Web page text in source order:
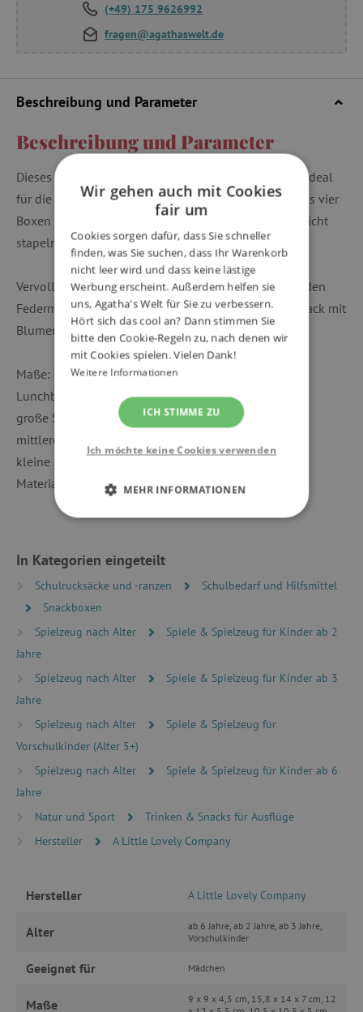
(+49) 175 9626992
fragen@agathaswelt.de
Beschreibung und Parameter
Beschreibung und Parameter
Dieses lila Brot- und Snackdosen Set mit Blumen ist ideal
für die Schule oder für unterwegs. Das Set besteht aus vier
Boxen in verschiedenen Größen. So lassen sie sich leicht
stapeln und zusammen aufbewahren.
Vervollständigen Sie das Schulset mit einem passenden
Federmäppchen, einer Trinkflasche und einem Rucksack mit
Blumen.
Maße:
Lunchbox 15,8 x 14 x 7 cm,
große Snackbox 12 x 12 x 5,5 cm,
mittlere Snackbox 10,5 x 10,5 x 5 cm,
kleine Snackbox 9 x 9 x 4,5 cm
Material: PP
In Kategorien eingeteilt
Schulrucksäcke und -ranzen
Schulbedarf und Hilfsmittel
Snackboxen
Spielzeug nach Alter
Spiele & Spielzeug für Kinder ab 2
Jahre
Spielzeug nach Alter
Spiele & Spielzeug für Kinder ab 3
Jahre
Spielzeug nach Alter
Spiele & Spielzeug für
Vorschulkinder (Alter 5+)
Spielzeug nach Alter
Spiele & Spielzeug für Kinder ab 6
Jahre
Natur und Sport
Trinken & Snacks für Ausflüge
Hersteller
A Little Lovely Company
Hersteller A Little Lovely Company
Alter
ab 6 Jahre, ab 2 Jahre, ab 3 Jahre,
Vorschulkinder
Geeignet für Mädchen
Maße
9 x 9 x 4,5 cm, 15,8 x 14 x 7 cm, 12
Wir gehen auch mit Cookies
fair um
Cookies sorgen dafür, dass Sie schneller
finden, was Sie suchen, dass Ihr Warenkorb
nicht leer wird und dass keine lästige
Werbung erscheint. Außerdem helfen sie
uns, Agatha's Welt für Sie zu verbessern.
Hört sich das cool an? Dann stimmen Sie
bitte den Cookie-Regeln zu, nach denen wir
mit Cookies spielen. Vielen Dank!
Weitere Informationen
ICH STIMME ZU
Ich möchte keine Cookies verwenden
MEHR INFORMATIONEN
UNBEDINGT ERFORDERLICH
PERFORMANCE
FUNKTIONALITÄT
Unbedingt erforderliche Cookies ermöglichen
wesentliche Kernfunktionen der Website wie die
kann die Website nicht ordnungsgemäß
PHP.net
__cf_bm